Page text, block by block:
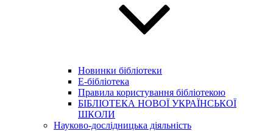
Новинки бібліотеки
E-бібліотека
Правила користування бібліотекою
БІБЛІОТЕКА НОВОЇ УКРАЇНСЬКОЇ
ШКОЛИ
Науково-дослідницька діяльність